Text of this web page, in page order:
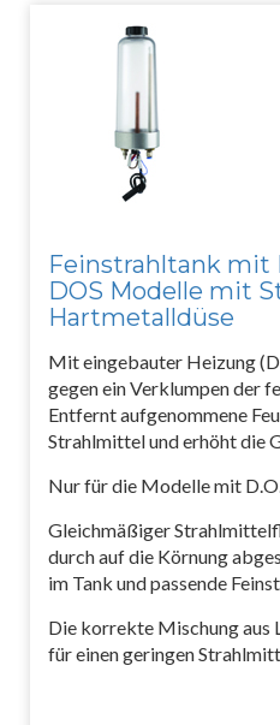
Feinstrahltank mit
DOS Modelle mit
Hartmetalldüse
Mit eingebauter Heizung
gegen ein Verklumpen der
Entfernt aufgenommene
Strahlmittel und erhöht die
Nur für die Modelle mit
Gleichmäßiger
durch auf die Körnung
im Tank und passende
Die korrekte Mischung
für einen geringen